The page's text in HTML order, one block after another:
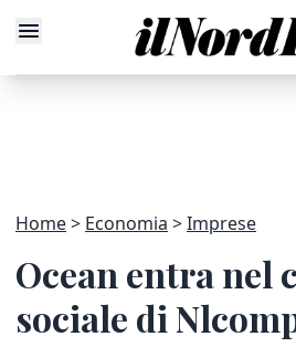
Home Economia Imprese
Ocean entra nel
sociale di